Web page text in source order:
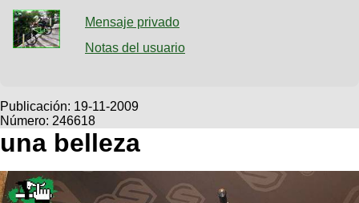
Galeria
Bicicletas
Viajes
Descenso
Dirt
SUBÃ
Buscar
Ultimos
Fotos
BicicleterÃ­
Bicicletas
Tandem
Videos
Cicloturismo
Mensaje privado
Notas del usuario
Publicación: 19-11-2009
Número: 246618
una belleza